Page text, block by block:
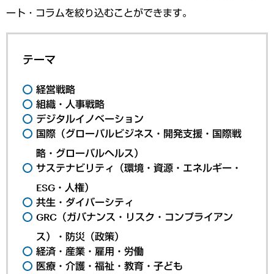
ート・コラムを絞り込むことができます。
テーマ
経営戦略
組織・人事戦略
デジタルイノベーション
国際（グローバルビジネス・開発支援・国際戦
略・グローバルヘルス）
サステナビリティ（環境・資源・エネルギー・
ESG・人権）
共生・ダイバーシティ
GRC（ガバナンス・リスク・コンプライアン
ス）・防災（政策）
経済・産業・雇用・労働
医療・介護・福祉・教育・子ども